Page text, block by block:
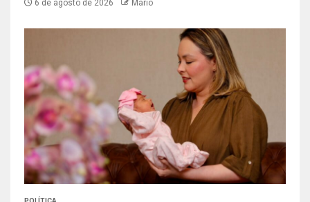
6 de agosto de 2026 Mario